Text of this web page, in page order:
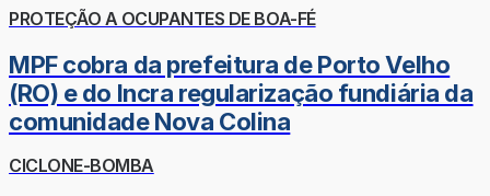
PROTEÇÃO A OCUPANTES DE BOA-FÉ
MPF cobra da prefeitura de Porto Velho
(RO) e do Incra regularização fundiária da
comunidade Nova Colina
CICLONE-BOMBA